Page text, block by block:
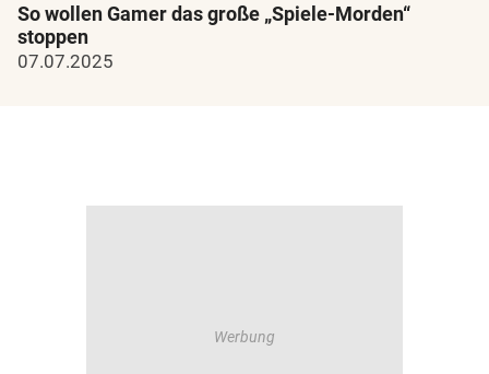
So wollen Gamer das große „Spiele-Morden“
stoppen
07.07.2025